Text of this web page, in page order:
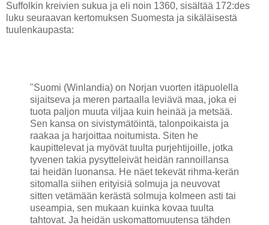
Suffolkin kreivien sukua ja eli noin 1360, sisältää 172:des
luku seuraavan kertomuksen Suomesta ja sikäläisestä
tuulenkaupasta:
"Suomi (Winlandia) on Norjan vuorten itäpuolella
sijaitseva ja meren partaalla leviävä maa, joka ei
tuota paljon muuta viljaa kuin heinää ja metsää.
Sen kansa on sivistymätöintä, talonpoikaista ja
raakaa ja harjoittaa noitumista. Siten he
kaupittelevat ja myövät tuulta purjehtijoille, jotka
tyvenen takia pysytteleivät heidän rannoillansa
tai heidän luonansa. He näet tekevät rihma-kerän
sitomalla siihen erityisiä solmuja ja neuvovat
sitten vetämään kerästä solmuja kolmeen asti tai
useampia, sen mukaan kuinka kovaa tuulta
tahtovat. Ja heidän uskomattomuutensa tähden